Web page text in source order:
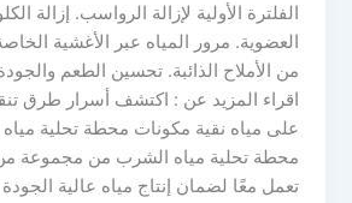
الفلترة الأولية لإزالة الرواسب. إزالة
العضوية. مرور المياه عبر الأغشية
من الأملاح الذائبة. تحسين الطعم والجودة
اقراء المزيد عن : اكتشف أسرار طرق
على مياه نقية مكونات محطة تحلية
محطة تحلية مياه الشرب من مجموعة
تعمل معًا لضمان إنتاج مياه عالية